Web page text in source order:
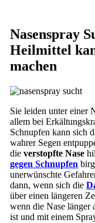
Nasenspray
Heilmittel
machen
Sie leiden unter einer
allem bei
Schnupfen kann sich
wahrer Segen
die verstopfte Nase
gegen Schnupfen
unerwünschte
dann, wenn sich die
über einen längeren
wenn die Nase länger
ist und mit einem